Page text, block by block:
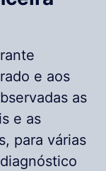
e aos
as
e as
para várias